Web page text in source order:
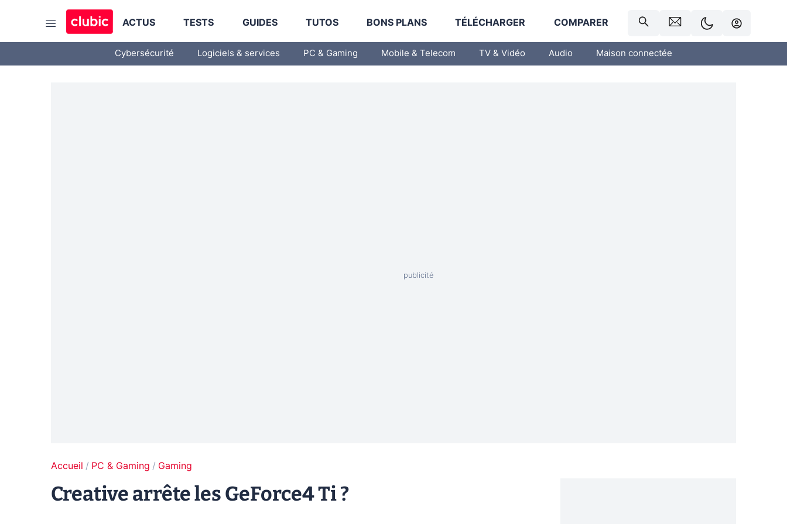
ACTUS TESTS GUIDES TUTOS BONS PLANS TÉLÉCHARGER COMPARER
Cybersécurité Logiciels & services PC & Gaming Mobile & Telecom TV & Vidéo Audio Maison connectée
Accueil PC & Gaming Gaming
Creative arrête les GeForce4 Ti ?